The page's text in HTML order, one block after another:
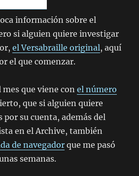
información sobre el
si alguien quiere investigar
el Versabraille original, aquí
el que comenzar.
mes que viene conel número
que si alguien quiere
por su cuenta, además del
en el Archive, también
de navegador que me pasó
semanas.